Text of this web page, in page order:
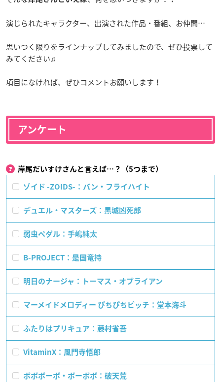
演じられたキャラクター、出演された作品・番組、お仲間…
思いつく限りをラインナップしてみましたので、ぜひ投票して
みてください♫
項目になければ、ぜひコメントお願いします！
アンケート
岸尾だいすけさんと言えば…？（5つまで）
ゾイド -ZOIDS-：バン・フライハイト
デュエル・マスターズ：黒城凶死郎
弱虫ペダル：手嶋純太
B-PROJECT：是国竜持
明日のナージャ：トーマス・オブライアン
マーメイドメロディー ぴちぴちピッチ：堂本海斗
ふたりはプリキュア：藤村省吾
VitaminX：風門寺悟郎
ボボボーボ・ボーボボ：破天荒